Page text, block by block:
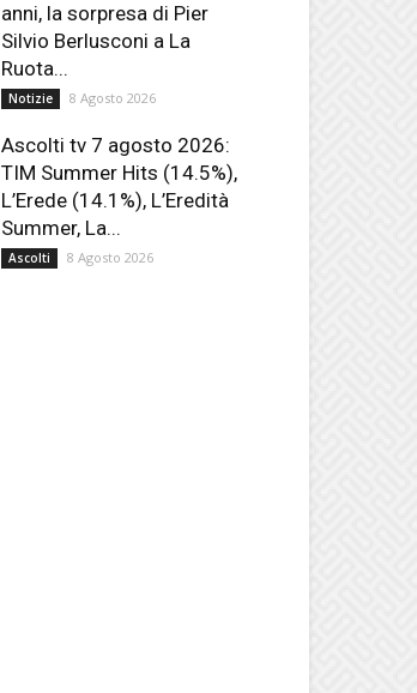
anni, la sorpresa di Pier
Silvio Berlusconi a La
Ruota...
Notizie 8 Agosto 2026
Ascolti tv 7 agosto 2026:
TIM Summer Hits (14.5%),
L’Erede (14.1%), L’Eredità
Summer, La...
Ascolti 8 Agosto 2026